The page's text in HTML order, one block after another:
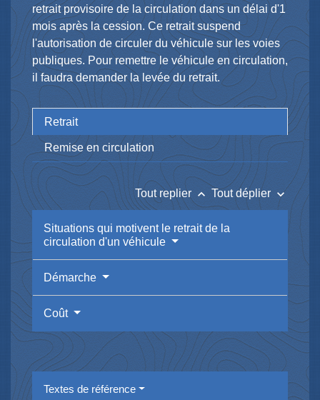
retrait provisoire de la circulation dans un délai d'1
mois après la cession. Ce retrait suspend
l'autorisation de circuler du véhicule sur les voies
publiques. Pour remettre le véhicule en circulation,
il faudra demander la levée du retrait.
Retrait
Remise en circulation
Tout replier keyboard_arrow_up Tout déplier keyboard_arrow_down
Situations qui motivent le retrait de la
circulation d'un véhicule
Démarche
Coût
Textes de référence